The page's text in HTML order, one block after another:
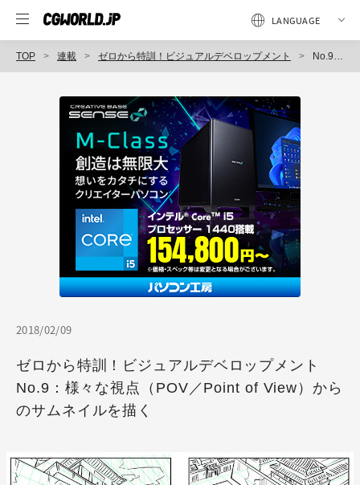
TOP 連載 ゼロから特訓！ビジュアルデベロップメント No.9：様々な視点（POV／Point of View）からのサムネイルを描く
2018/02/09
ゼロから特訓！ビジュアルデベロップメント
No.9：様々な視点（POV／Point of View）から
のサムネイルを描く